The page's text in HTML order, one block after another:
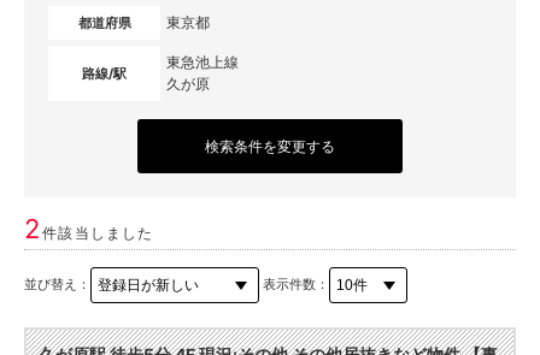
都道府県 東京都
路線/駅
東急池上線
久が原
検索条件を変更する
2件該当しました
並び替え： 表示件数：